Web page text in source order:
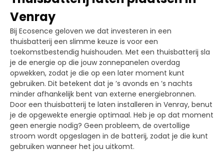
Venray
Bij Ecosence geloven we dat investeren in een
thuisbatterij een slimme keuze is voor een
toekomstbestendig huishouden. Met een thuisbatterij sla
je de energie op die jouw zonnepanelen overdag
opwekken, zodat je die op een later moment kunt
gebruiken. Dit betekent dat je ’s avonds en ’s nachts
minder afhankelijk bent van externe energiebronnen.
Door een thuisbatterij te laten installeren in Venray, benut
je de opgewekte energie optimaal. Heb je op dat moment
geen energie nodig? Geen probleem, de overtollige
stroom wordt opgeslagen in de batterij, zodat je die kunt
gebruiken wanneer het jou uitkomt.